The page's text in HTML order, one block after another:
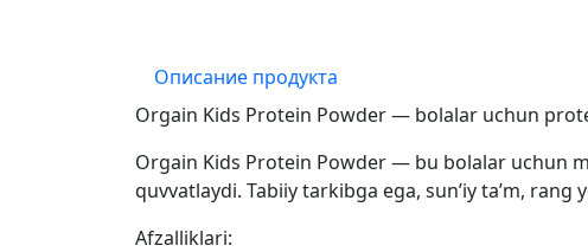
Описание продукта
Orgain Kids Protein Powder — bolalar uchun
Orgain Kids Protein Powder — bu bolalar uchun
quvvatlaydi. Tabiiy tarkibga ega, sun’iy ta’m, rang
Afzalliklari: